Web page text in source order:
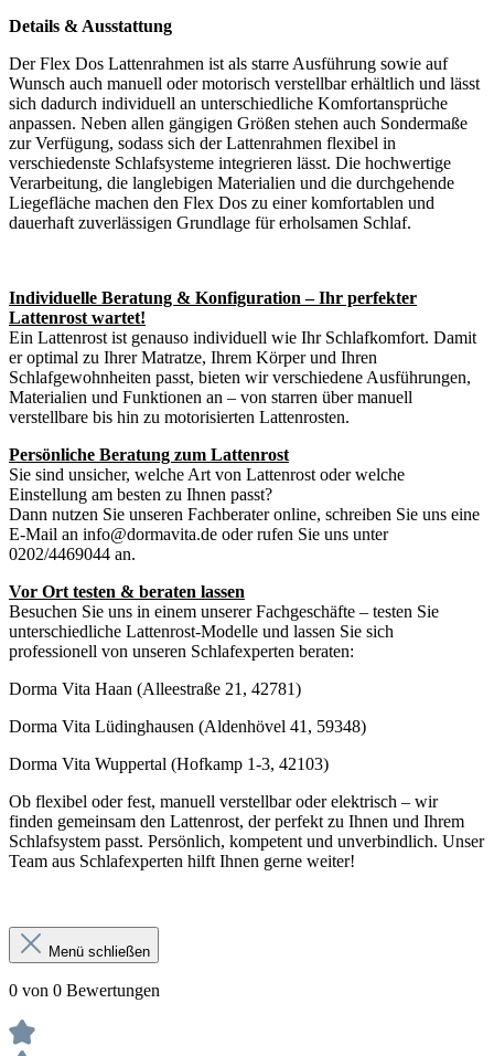
Details & Ausstattung
Der Flex Dos Lattenrahmen ist als starre Ausführung sowie auf
Wunsch auch manuell oder motorisch verstellbar erhältlich und lässt
sich dadurch individuell an unterschiedliche Komfortansprüche
anpassen. Neben allen gängigen Größen stehen auch Sondermaße
zur Verfügung, sodass sich der Lattenrahmen flexibel in
verschiedenste Schlafsysteme integrieren lässt. Die hochwertige
Verarbeitung, die langlebigen Materialien und die durchgehende
Liegefläche machen den Flex Dos zu einer komfortablen und
dauerhaft zuverlässigen Grundlage für erholsamen Schlaf.
Individuelle Beratung & Konfiguration – Ihr perfekter
Lattenrost wartet!
Ein Lattenrost ist genauso individuell wie Ihr Schlafkomfort. Damit
er optimal zu Ihrer Matratze, Ihrem Körper und Ihren
Schlafgewohnheiten passt, bieten wir verschiedene Ausführungen,
Materialien und Funktionen an – von starren über manuell
verstellbare bis hin zu motorisierten Lattenrosten.
Persönliche Beratung zum Lattenrost
Sie sind unsicher, welche Art von Lattenrost oder welche
Einstellung am besten zu Ihnen passt?
Dann nutzen Sie unseren Fachberater online, schreiben Sie uns eine
E-Mail an info@dormavita.de oder rufen Sie uns unter
0202/4469044 an.
Vor Ort testen & beraten lassen
Besuchen Sie uns in einem unserer Fachgeschäfte – testen Sie
unterschiedliche Lattenrost-Modelle und lassen Sie sich
professionell von unseren Schlafexperten beraten:
Dorma Vita Haan (Alleestraße 21, 42781)
Dorma Vita Lüdinghausen (Aldenhövel 41, 59348)
Dorma Vita Wuppertal (Hofkamp 1-3, 42103)
Ob flexibel oder fest, manuell verstellbar oder elektrisch – wir
finden gemeinsam den Lattenrost, der perfekt zu Ihnen und Ihrem
Schlafsystem passt. Persönlich, kompetent und unverbindlich. Unser
Team aus Schlafexperten hilft Ihnen gerne weiter!
Menü schließen
0 von 0 Bewertungen